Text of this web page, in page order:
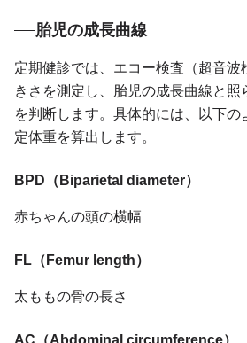
胎児の成長曲線
定期健診では、エコー検査（超音波
きさを測定し、胎児の成長曲線と照
を判断します。具体的には、以下の
定体重を算出します。
BPD（Biparietal diameter）
赤ちゃんの頭の横幅
FL（Femur length）
太ももの骨の長さ
AC（Abdominal circumference）